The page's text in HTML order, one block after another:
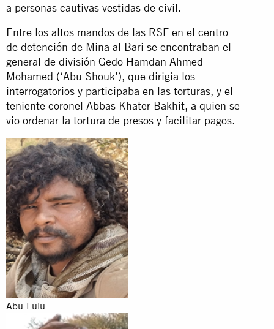
a personas cautivas vestidas de civil.
Entre los altos mandos de las RSF en el centro
de detención de Mina al Bari se encontraban el
general de división Gedo Hamdan Ahmed
Mohamed (‘Abu Shouk’), que dirigía los
interrogatorios y participaba en las torturas, y el
teniente coronel Abbas Khater Bakhit, a quien se
vio ordenar la tortura de presos y facilitar pagos.
Abu Lulu